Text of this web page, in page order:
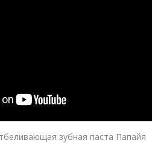
зубная паста Папайя